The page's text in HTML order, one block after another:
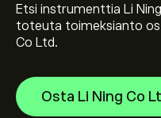
Etsi instrumenttia Li
toteuta toimeksianto
Co Ltd.
Osta Li Ning Co